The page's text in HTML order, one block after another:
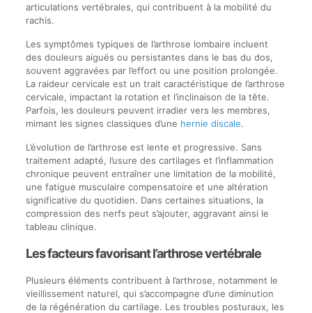
articulations vertébrales, qui contribuent à la mobilité du
rachis.
Les symptômes typiques de l’arthrose lombaire incluent
des douleurs aiguës ou persistantes dans le bas du dos,
souvent aggravées par l’effort ou une position prolongée.
La raideur cervicale est un trait caractéristique de l’arthrose
cervicale, impactant la rotation et l’inclinaison de la tête.
Parfois, les douleurs peuvent irradier vers les membres,
mimant les signes classiques d’une hernie discale.
L’évolution de l’arthrose est lente et progressive. Sans
traitement adapté, l’usure des cartilages et l’inflammation
chronique peuvent entraîner une limitation de la mobilité,
une fatigue musculaire compensatoire et une altération
significative du quotidien. Dans certaines situations, la
compression des nerfs peut s’ajouter, aggravant ainsi le
tableau clinique.
Les facteurs favorisant l’arthrose vertébrale
Plusieurs éléments contribuent à l’arthrose, notamment le
vieillissement naturel, qui s’accompagne d’une diminution
de la régénération du cartilage. Les troubles posturaux, les